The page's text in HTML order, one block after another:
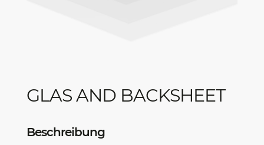
GLAS AND BACKSHEET
Beschreibung